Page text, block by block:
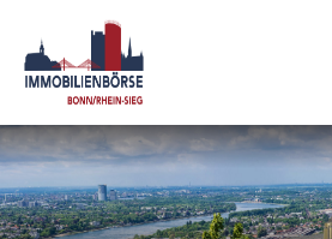
Inhalt
springen